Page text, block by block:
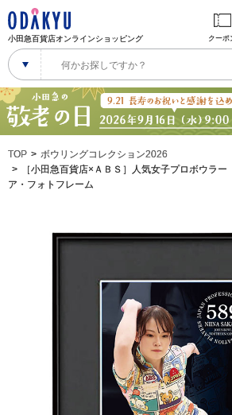
小田急百貨店オンラインショッピング クーポ
TOP
ボウリングコレクション2026
［小田急百貨店×ＡＢＳ］人気女子プロボウラ
ア・フォトフレーム